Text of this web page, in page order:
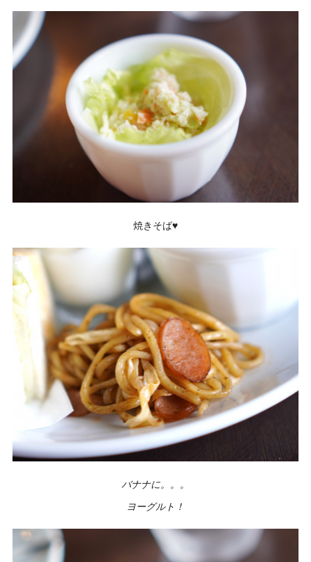
焼きそば♥
バナナに。。。
ヨーグルト！